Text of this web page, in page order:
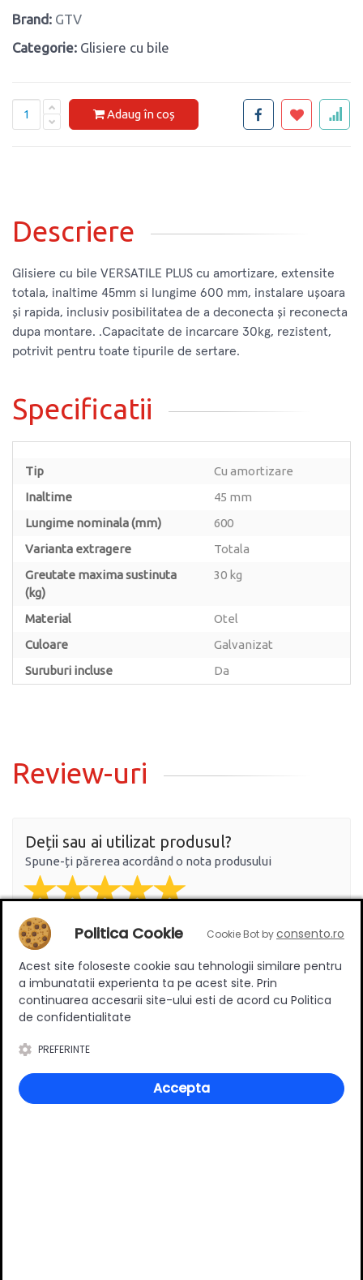
Brand: GTV
Categorie: Glisiere cu bile
Adaug în coș
Descriere
Glisiere cu bile VERSATILE PLUS cu amortizare, extensite
totala, inaltime 45mm si lungime 600 mm, instalare ușoara
și rapida, inclusiv posibilitatea de a deconecta și reconecta
dupa montare. .Capacitate de incarcare 30kg, rezistent,
potrivit pentru toate tipurile de sertare.
Specificatii
Tip
Cu amortizare
Inaltime
45 mm
Lungime nominala (mm)
600
Varianta extragere
Totala
Greutate maxima sustinuta
(kg)
30 kg
Material
Otel
Culoare
Galvanizat
Suruburi incluse
Da
Review-uri
Deții sau ai utilizat produsul?
Spune-ți părerea acordând o nota produsului
Adaugă un review
Ratingul general al produsului
0
Politica Cookie Cookie Bot byconsento.ro
Acest site foloseste cookie sau tehnologii similare pentru
a imbunatatii experienta ta pe acest site. Prin
continuarea accesarii site-ului esti de acord cu Politica
de confidentialitate
PREFERINTE
Accepta